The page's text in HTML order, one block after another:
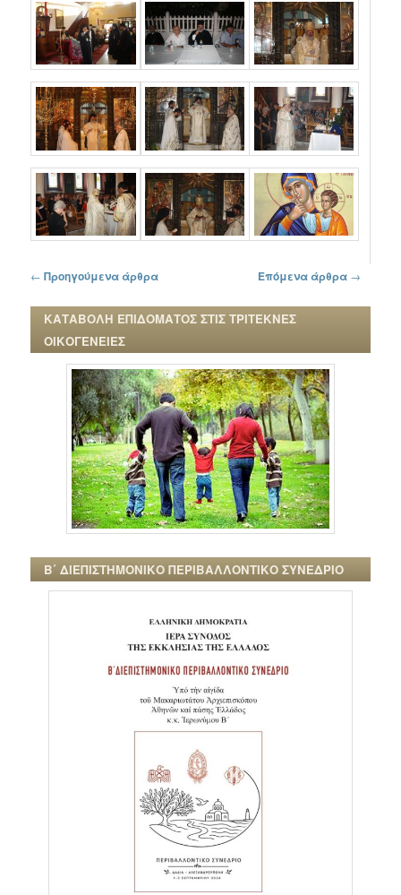
Πλοήγηση στα άρθρα
← Προηγούμενα άρθρα Επόμενα άρθρα →
ΚΑΤΑΒΟΛΗ ΕΠΙΔΟΜΑΤΟΣ ΣΤΙΣ ΤΡΙΤΕΚΝΕΣ
ΟΙΚΟΓΕΝΕΙΕΣ
Β΄ ΔΙΕΠΙΣΤΗΜΟΝΙΚΟ ΠΕΡΙΒΑΛΛΟΝΤΙΚΟ ΣΥΝΕΔΡΙΟ